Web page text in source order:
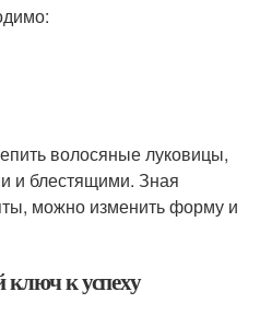
волосяные луковицы,
и блестящими. Зная
можно изменить форму и
к успеху